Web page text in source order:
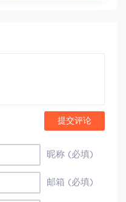
提交评论
昵称 (必填)
邮箱 (必填)